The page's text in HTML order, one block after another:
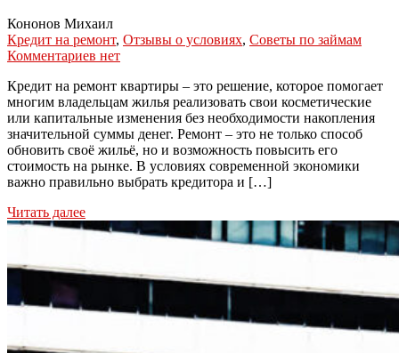
Кононов Михаил
Кредит на ремонт, Отзывы о условиях, Советы по займам
Комментариев нет
Кредит на ремонт квартиры – это решение, которое помогает
многим владельцам жилья реализовать свои косметические
или капитальные изменения без необходимости накопления
значительной суммы денег. Ремонт – это не только способ
обновить своё жильё, но и возможность повысить его
стоимость на рынке. В условиях современной экономики
важно правильно выбрать кредитора и […]
Читать далее